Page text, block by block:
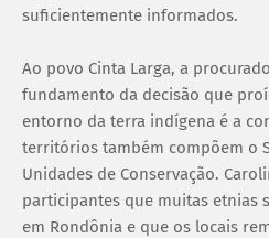
suficientemente informados.
Ao povo Cinta Larga, a
fundamento da decisão que
entorno da terra indígena é a
territórios também compõem o
Unidades de Conservação.
participantes que muitas etnias
em Rondônia e que os locais